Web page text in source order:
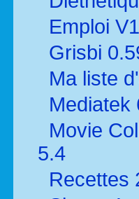
Emploi
Grisbi
Ma liste
Mediatek
Movie
5.4
Recettes